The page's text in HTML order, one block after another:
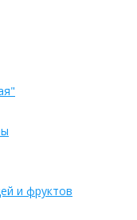
и фруктов